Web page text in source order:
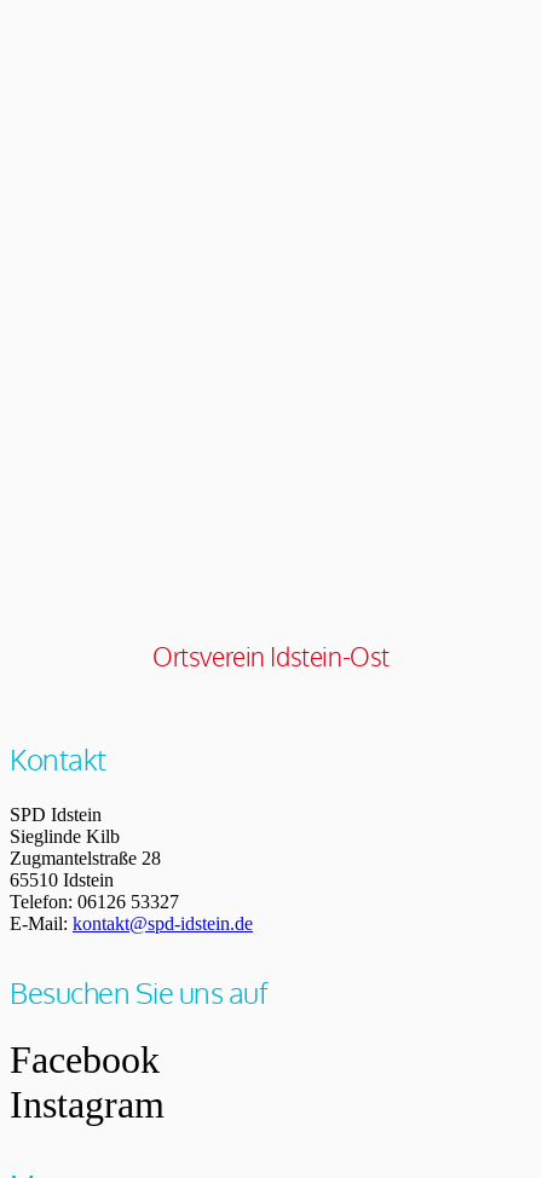
Ortsverein Idstein-Ost
Kontakt
SPD Idstein
Sieglinde Kilb
Zugmantelstraße 28
65510 Idstein
Telefon: 06126 53327
E-Mail: kontakt@spd-idstein.de
Besuchen Sie uns auf
Facebook
Instagram